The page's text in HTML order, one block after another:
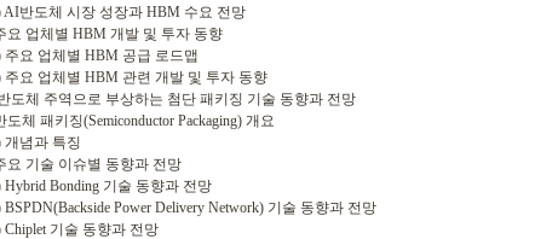
반도체 시장 성장과 HBM 수요 전망
업체별 HBM 개발 및 투자 동향
요 업체별 HBM 공급 로드맵
요 업체별 HBM 관련 개발 및 투자 동향
도체 주역으로 부상하는 첨단 패키징 기술 동향과 전망
체 패키징(Semiconductor Packaging) 개요
념과 특징
기술 이슈별 동향과 전망
Bonding 기술 동향과 전망
Power Delivery Network) 기술 동향과 전망
기술 동향과 전망